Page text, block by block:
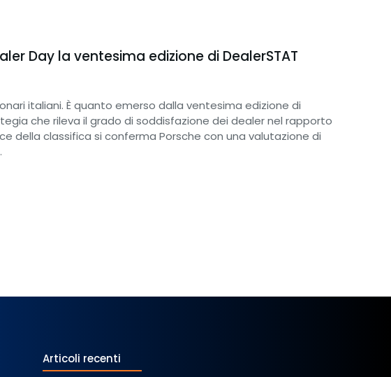
Day la ventesima edizione di DealerSTAT
italiani. È quanto emerso dalla ventesima edizione di
che rileva il grado di soddisfazione dei dealer nel rapporto
della classifica si conferma Porsche con una valutazione di
Articoli recenti